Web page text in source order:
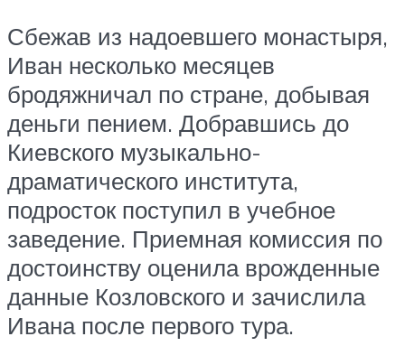
Сбежав из надоевшего монастыря,
Иван несколько месяцев
бродяжничал по стране, добывая
деньги пением. Добравшись до
Киевского музыкально-
драматического института,
подросток поступил в учебное
заведение. Приемная комиссия по
достоинству оценила врожденные
данные Козловского и зачислила
Ивана после первого тура.